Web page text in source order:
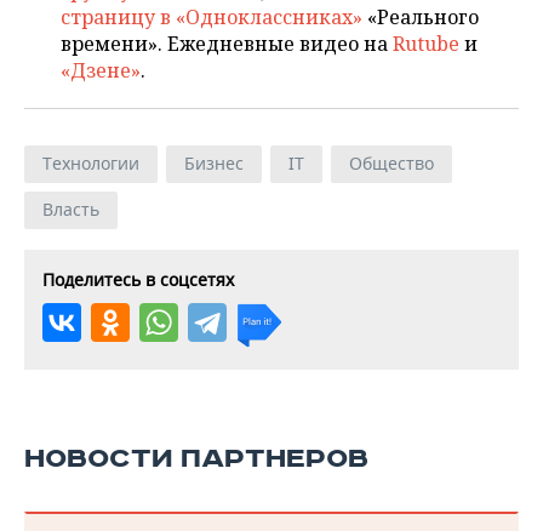
страницу в «Одноклассниках» «Реального
времени». Ежедневные видео наRutube и
«Дзене».
Технологии Бизнес IT
Общество
Власть
Поделитесь в соцсетях
НОВОСТИ ПАРТНЕРОВ